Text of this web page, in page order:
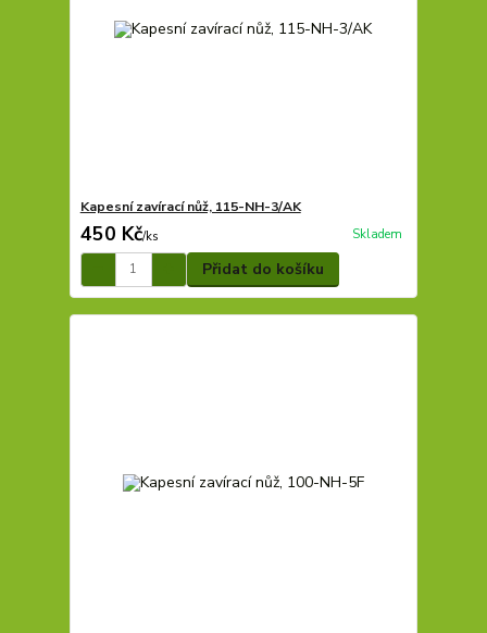
Kapesní zavírací nůž, 115-NH-3/AK
450 Kč/ks Skladem
Přidat do košíku